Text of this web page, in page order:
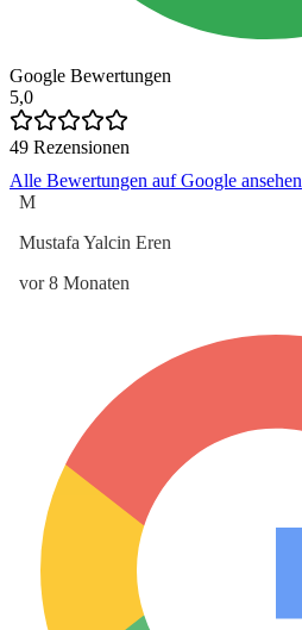
Google Bewertungen
5,0
49 Rezensionen
Alle Bewertungen auf Google ansehen
M
Mustafa Yalcin Eren
vor 8 Monaten